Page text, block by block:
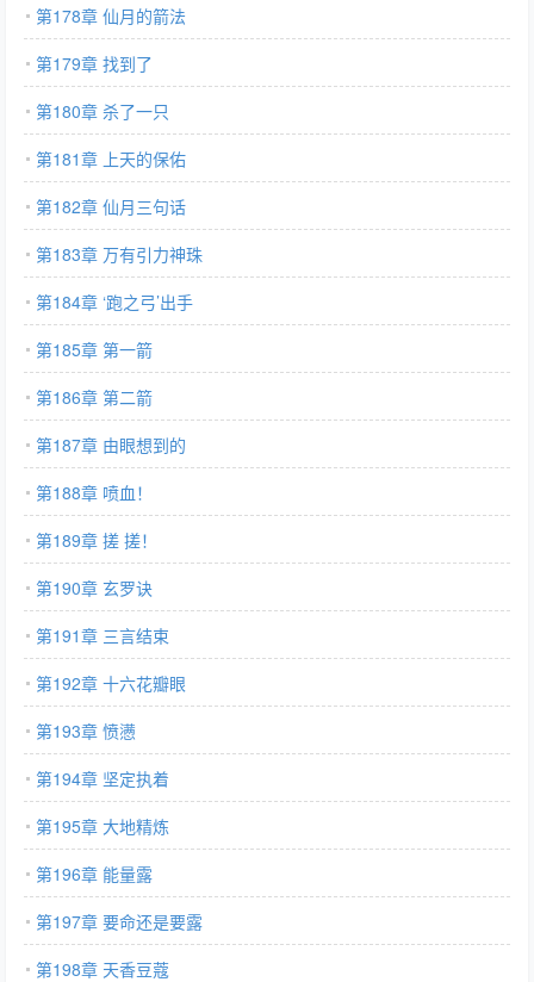
第178章 仙月的箭法
第179章 找到了
第180章 杀了一只
第181章 上天的保佑
第182章 仙月三句话
第183章 万有引力神珠
第184章 ‘跑之弓’出手
第185章 第一箭
第186章 第二箭
第187章 由眼想到的
第188章 喷血！
第189章 搓 搓！
第190章 玄罗诀
第191章 三言结束
第192章 十六花瓣眼
第193章 愤懑
第194章 坚定执着
第195章 大地精炼
第196章 能量露
第197章 要命还是要露
第198章 天香豆蔻